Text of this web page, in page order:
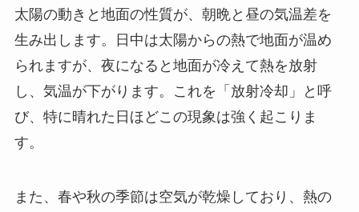
太陽の動きと地面の性質が、朝晩と昼の気温差を
生み出します。日中は太陽からの熱で地面が温め
られますが、夜になると地面が冷えて熱を放射
し、気温が下がります。これを「放射冷却」と呼
び、特に晴れた日ほどこの現象は強く起こりま
す。
また、春や秋の季節は空気が乾燥しており、熱の